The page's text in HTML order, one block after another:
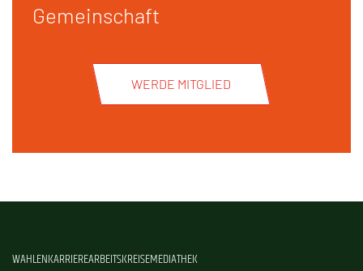
Gemeinschaft
WERDE MITGLIED
WAHLENKARRIEREARBEITSKREISEMEDIATHEK